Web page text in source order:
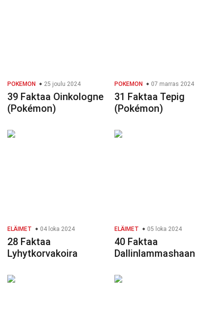
POKEMON 25 joulu 2024
39 Faktaa Oinkologne
(Pokémon)
POKEMON 07 marras 2024
31 Faktaa Tepig
(Pokémon)
ELÄIMET 04 loka 2024
28 Faktaa
Lyhytkorvakoira
ELÄIMET 05 loka 2024
40 Faktaa
Dallinlammashaan